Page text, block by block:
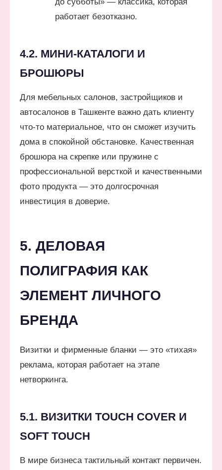
работает безотказно.
4.2. МИНИ-КАТАЛОГИ И
БРОШЮРЫ
Для мебельных салонов, застройщиков и
автосалонов в Ташкенте важно дать клиенту
что-то материальное, что он сможет изучить
дома в спокойной обстановке. Качественная
брошюра на скрепке или пружине с
профессиональной версткой и качественными
фото продукта — это долгосрочная
инвестиция в доверие.
5. ДЕЛОВАЯ
ПОЛИГРАФИЯ КАК
ЭЛЕМЕНТ ЛИЧНОГО
БРЕНДА
Визитки и фирменные бланки — это «тихая»
реклама, которая работает на этапе
нетворкинга.
5.1. ВИЗИТКИ TOUCH COVER И
SOFT TOUCH
В мире бизнеса тактильный контакт первичен.